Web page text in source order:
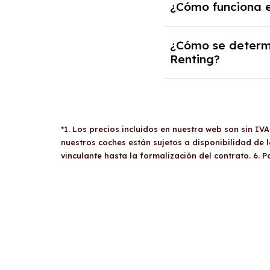
Siexcedes el límite
¿Cómo funciona
EnSevilla, el
antigüedad o un
¿Cómo se
Renting?
factores como la
aval para asegurar
*1. Los precios incluidos en nuestra web son sin
nuestros coches están sujetos a disponibilidad de
vinculante hasta la formalización del contrato. 6.